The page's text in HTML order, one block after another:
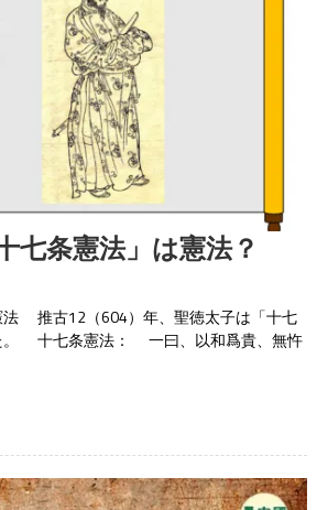
七条憲法」は憲法？
法 推古12（604）年、聖徳太子は「十七
。 十七条憲法： 一曰、以和爲貴、無忤